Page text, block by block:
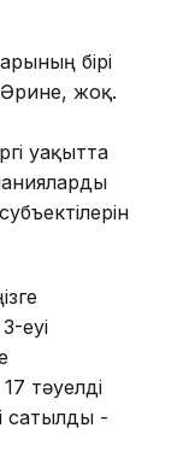
бірі
Әрине, жоқ.
уақытта
еуі
тәуелді
сатылды -